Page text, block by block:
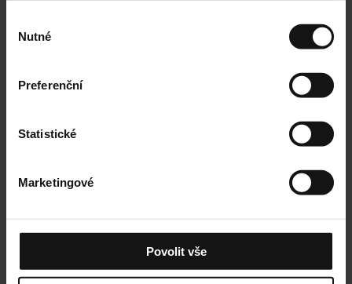
souhlasu
Nutné
Preferenční
Statistické
Marketingové
Povolit vše